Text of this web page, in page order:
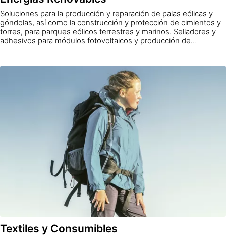
Soluciones para la producción y reparación de palas eólicas y
góndolas, así como la construcción y protección de cimientos y
torres, para parques eólicos terrestres y marinos. Selladores y
adhesivos para módulos fotovoltaicos y producción de
Textiles y Consumibles